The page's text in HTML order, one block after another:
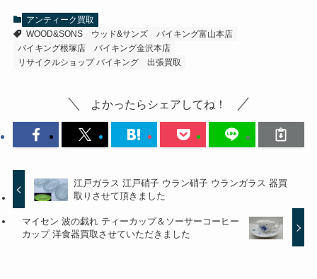
アンティーク買取
WOOD&SONS
ウッド&サンズ
バイキング富山本店
バイキング根塚店
バイキング金沢本店
リサイクルショップ バイキング
出張買取
よかったらシェアしてね！
江戸ガラス 江戸硝子 ウラン硝子 ウランガラス 器買
取りさせて頂きました
マイセン 波の戯れ ティーカップ＆ソーサーコーヒー
カップ 洋食器買取させていただきました